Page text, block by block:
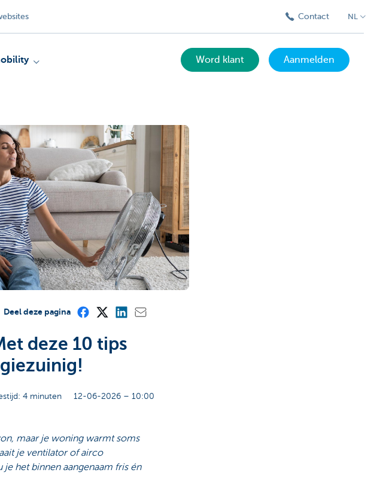
Contact NL
Word klant Aanmelden
Deel deze pagina
deze 10 tips
4 minuten 12-06-2026 – 10:00
maar je woning warmt soms
je ventilator of airco
het binnen aangenaam fris én